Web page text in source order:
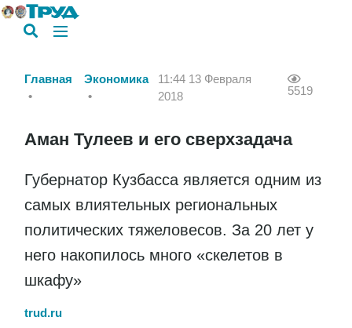
Главная Экономика
11:44 13 Февраля
2018
5519
Аман Тулеев и его сверхзадача
Губернатор Кузбасса является одним из
самых влиятельных региональных
политических тяжеловесов. За 20 лет у
него накопилось много «скелетов в
шкафу»
trud.ru